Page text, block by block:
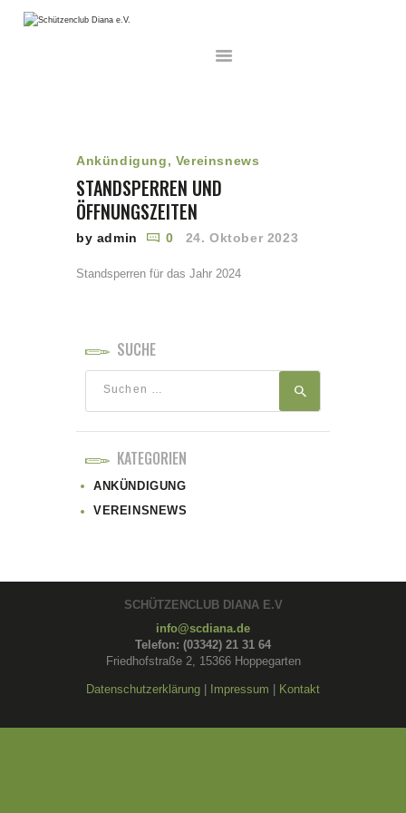
UNSER VEREIN
WETTKÄMPFE
MITGLIEDSCHAFT
SCHNUPPERSCHIESSEN
DISZIPLINEN
GALERIE
Ankündigung, Vereinsnews
STANDSPERREN UND
ÖFFNUNGSZEITEN
by admin 0 24. Oktober 2023
Standsperren für das Jahr 2024
SUCHE
nach:
KATEGORIEN
ANKÜNDIGUNG
VEREINSNEWS
SCHÜTZENCLUB DIANA E.V
info@scdiana.de
Telefon: (03342) 21 31 64
Friedhofstraße 2, 15366 Hoppegarten
Datenschutzerklärung Impressum Kontakt